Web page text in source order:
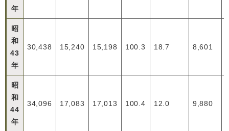
年
昭
和
43
年
30,438 15,240 15,198 100.3 18.7 8,601
昭
和
44
年
34,096 17,083 17,013 100.4 12.0 9,880